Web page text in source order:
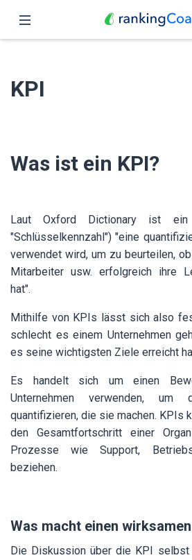
Funktionen
Partner
Deutsch
KPI
Was ist ein KPI?
Laut Oxford Dictionary ist
"Schlüsselkennzahl") "eine
verwendet wird, um zu beurteilen,
Mitarbeiter usw. erfolgreich ihre
hat".
Mithilfe von KPIs lässt sich also
schlecht es einem Unternehmen
es seine wichtigsten Ziele erreicht
Es handelt sich um einen
Unternehmen verwenden,
quantifizieren, die sie machen. KPIs
den Gesamtfortschritt einer
Prozesse wie Support,
beziehen.
Was macht einen
Die Diskussion über die KPI